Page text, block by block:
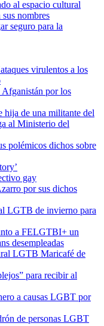
al espacio cultural
nombres
seguro para la
virulentos a los
por los
hija de una militante del
al Ministerio del
polémicos dichos sobre
gay
por sus dichos
LGTB de invierno para
a FELGTBI+ un
desempleadas
LGTB Maricafé de
para recibir al
a causas LGBT por
de personas LGBT